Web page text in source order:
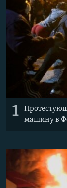
ПОБЕДИТЕЛЕЙ
ELIFBE
УКРАИНСКАЯ
Все сайты
1
машину в